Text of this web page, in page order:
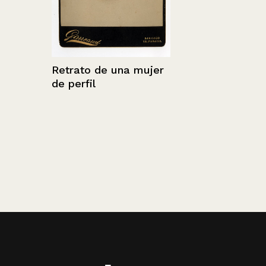
Retrato de una mujer
de perfil